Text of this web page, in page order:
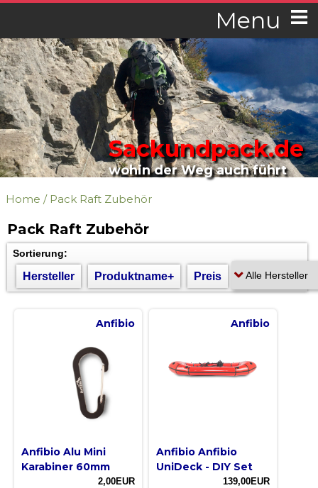
Menu
Sackundpack.de
wohin der Weg auch führt
Home / Pack Raft Zubehör
Pack Raft Zubehör
Sortierung:
Hersteller Produktname+ Preis
Anfibio
Anfibio Alu Mini
Karabiner 60mm
2,00EUR
Anfibio
Anfibio Anfibio
UniDeck - DIY Set
139,00EUR